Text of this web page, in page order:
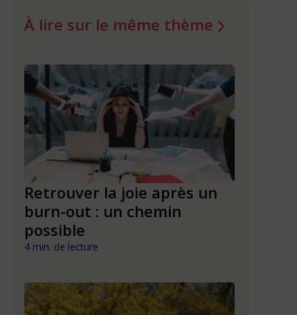
À lire sur le même thème
Retrouver la joie après un
burn-out : un chemin
possible
4 min. de lecture